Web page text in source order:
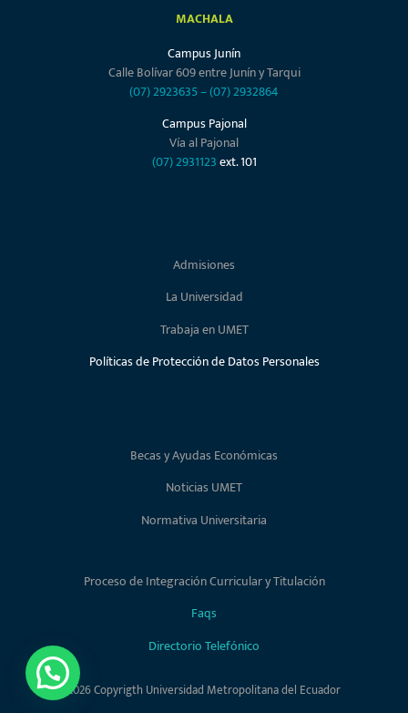
MACHALA
Campus Junín
Calle Bolívar 609 entre Junín y Tarqui
(07) 2923635–(07) 2932864
Campus Pajonal
Vía al Pajonal
(07) 2931123ext. 101
Admisiones
La Universidad
Trabaja en UMET
Políticas de Protección de Datos Personales
Becas y Ayudas Económicas
Noticias UMET
Normativa Universitaria
Proceso de Integración Curricular y Titulación
Faqs
Directorio Telefónico
2026 Copyrigth Universidad Metropolitana del Ecuador